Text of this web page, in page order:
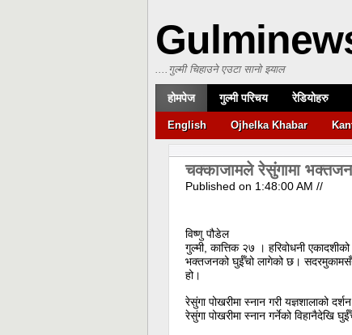
....गुल्मी चिहाउने एउटा सानो झ्याल
होमपेज गुल्मी परिचय रेडियोहरु
English Ojhelka Khabar
चक्काजामले रेसुंगामा
Published on 1:48:00 AM //
विष्णु पौडेल
गुल्मी, कात्तिक २७ । हरिवोधनी
भक्तजनको घुईँचो लागेको छ।
हो।
रेसुंगा पोखरीमा स्नान गरी यज्ञशालाको
रेसुंगा पोखरीमा स्नान गर्नेको विहानैदेखि